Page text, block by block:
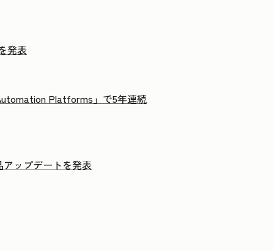
発表
Platforms」で5年連続
ップデートを発表